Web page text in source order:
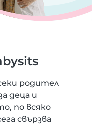
родител
деца и
по всяко
свързва